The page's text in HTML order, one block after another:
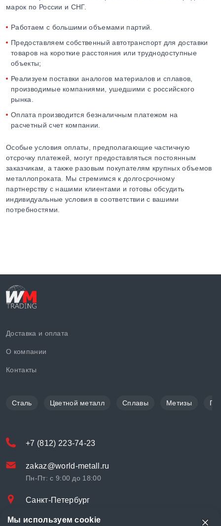
марок по России и СНГ.
Работаем с большими объемами партий.
Предоставляем собственный автотранспорт для доставки
товаров на короткие расстояния или труднодоступные
объекты;
Реализуем поставки аналогов материалов и сплавов,
производимые компаниями, ушедшими с российского
рынка.
Оплата производится безналичным платежом на
расчетный счет компании.
Особые условия оплаты, предполагающие частичную
отсрочку платежей, могут предоставляться постоянным
заказчикам, а также разовым покупателям крупных объемов
металлопроката. Мы стремимся к долгосрочному
партнерству с нашими клиентами и готовы обсудить
индивидуальные условия в соответствии с вашими
потребностями.
Доставка и оплата
О компании
Контакты
Сталь Цветной металл Сплавы Метизы
+7 (812) 223-74-23
zakaz@world-metall.ru
Пн-Пт: с 9:00 до 18:00
Санкт-Петербург
Мы используем cookie